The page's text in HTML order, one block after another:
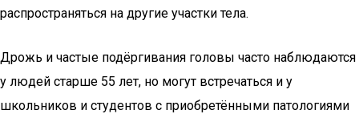
распространяться на другие участки тела.
Дрожь и частые подёргивания головы часто наблюдаются
у людей старше 55 лет, но могут встречаться и у
школьников и студентов с приобретёнными патологиями